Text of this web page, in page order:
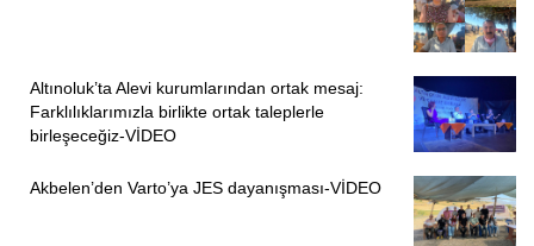
Altınoluk’ta Alevi kurumlarından ortak mesaj:
Farklılıklarımızla birlikte ortak taleplerle
birleşeceğiz-VİDEO
Akbelen’den Varto’ya JES dayanışması-VİDEO